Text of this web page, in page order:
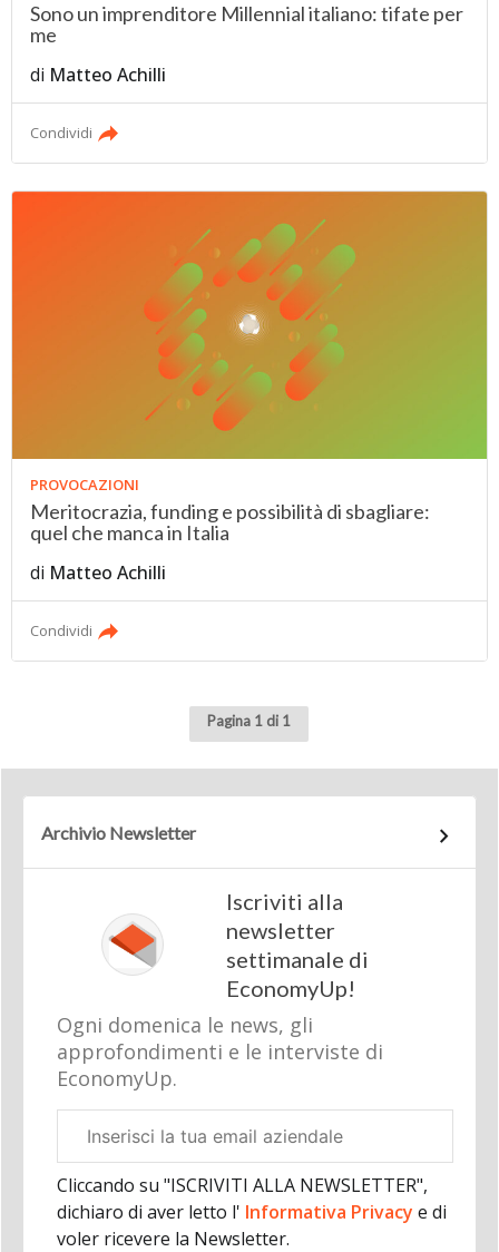
Sono un imprenditore Millennial italiano: tifate per
me
di Matteo Achilli
Condividi
PROVOCAZIONI
Meritocrazia, funding e possibilità di sbagliare:
quel che manca in Italia
di Matteo Achilli
Condividi
Pagina 1 di 1
Archivio Newsletter
Iscriviti alla
newsletter
settimanale di
EconomyUp!
Ogni domenica le news, gli
approfondimenti e le interviste di
EconomyUp.
aziendale
Cliccando su "ISCRIVITI ALLA NEWSLETTER",
dichiaro di aver letto l' Informativa Privacy e di
voler ricevere la Newsletter.